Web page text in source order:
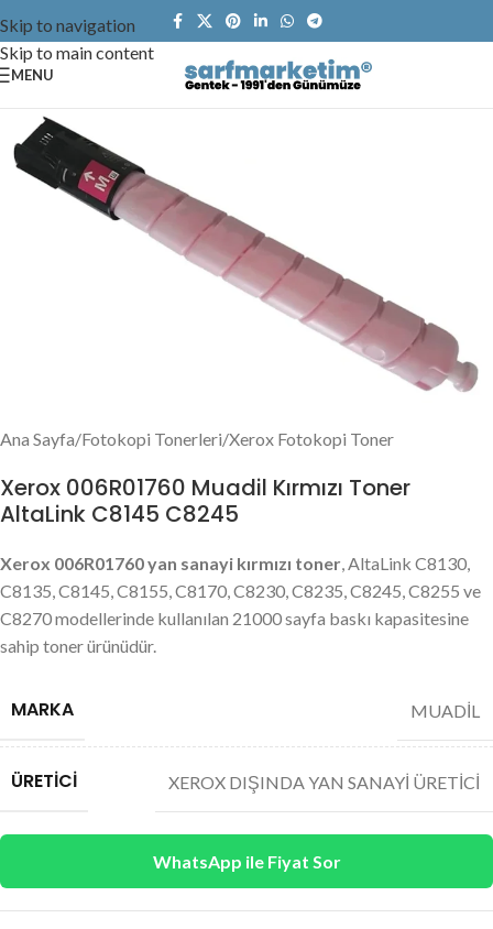
Skip to navigation
Skip to main content
MENU
Ana Sayfa/Fotokopi Tonerleri/Xerox Fotokopi Toner
Xerox 006R01760 Muadil Kırmızı Toner
AltaLink C8145 C8245
Xerox 006R01760 yan sanayi kırmızı toner, AltaLink C8130,
C8135, C8145, C8155, C8170, C8230, C8235, C8245, C8255 ve
C8270 modellerinde kullanılan 21000 sayfa baskı kapasitesine
sahip toner ürünüdür.
MARKA MUADİL
ÜRETICI XEROX DIŞINDA YAN SANAYİ ÜRETİCİ
WhatsApp ile Fiyat Sor